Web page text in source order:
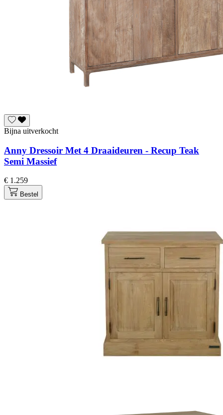
Bijna uitverkocht
Anny Dressoir Met 4 Draaideuren - Recup Teak
Semi Massief
€ 1.259
Bestel